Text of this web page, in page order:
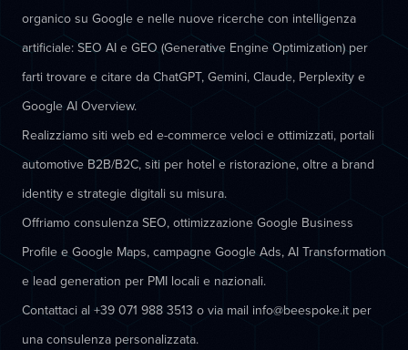
organico su Google e nelle nuove ricerche con intelligenza
artificiale: SEO AI e GEO (Generative Engine Optimization) per
farti trovare e citare da ChatGPT, Gemini, Claude, Perplexity e
Google AI Overview.
Realizziamo siti web ed e-commerce veloci e ottimizzati, portali
automotive B2B/B2C, siti per hotel e ristorazione, oltre a brand
identity e strategie digitali su misura.
Offriamo consulenza SEO, ottimizzazione Google Business
Profile e Google Maps, campagne Google Ads, AI Transformation
e lead generation per PMI locali e nazionali.
Contattaci al +39 071 988 3513 o via mail info@beespoke.it per
una consulenza personalizzata.